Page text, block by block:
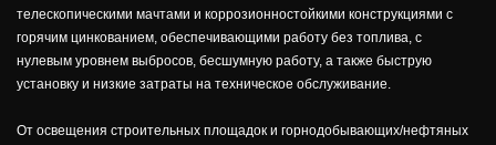
телескопическими мачтами и коррозионностойкими конструкциями с
горячим цинкованием, обеспечивающими работу без топлива, с
нулевым уровнем выбросов, бесшумную работу, а также быструю
установку и низкие затраты на техническое обслуживание.
От освещения строительных площадок и горнодобывающих/нефтяных